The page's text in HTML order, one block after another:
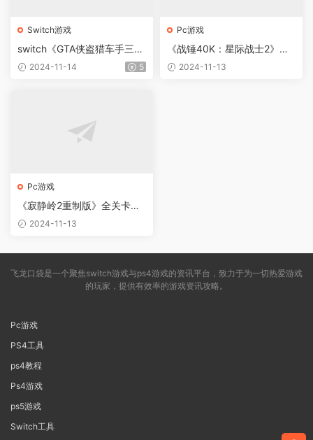
Switch游戏
switch《GTA侠盗猎车手三部
曲》中文版nsz下载+v1.0.8补
2024-11-14 5
Pc游戏
《战锤40K：星际战士2》全
剧情全数据收集流程攻略
2024-11-13
Pc游戏
《寂静岭2重制版》全关卡流
程攻略2024-11-13
飞龙口袋是一个聚焦switch游戏与ps4游戏的资讯平台，致力于为一切热爱游戏
的玩家，提供有效率的游戏资讯攻略。
Pc游戏
PS4工具
ps4教程
Ps4游戏
ps5游戏
Switch工具